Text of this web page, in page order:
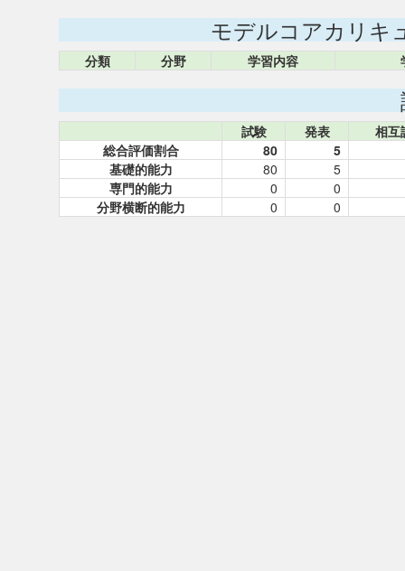
モデルコアカリキ
分類 分野 学習内容
試験 発表
相互
総合評価割合
80
5
基礎的能力
80
5
専門的能力
0
0
分野横断的能力
0 0